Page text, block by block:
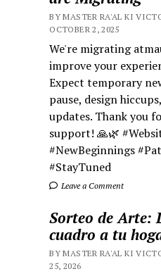
BY MASTER RA'AL KI
OCTOBER 2, 2025
We're migrating
improve your
Expect temporary
pause, design
updates. Thank you
support! 🙏🌿
#NewBeginnings
#StayTuned
Leave a Comment
Sorteo de Arte:
cuadro a tu
BY MASTER RA'AL KI
25, 2026